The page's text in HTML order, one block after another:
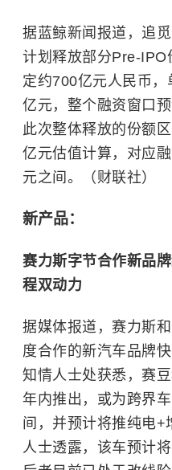
据蓝鲸新闻报道，追
计划释放部分Pre-IPO
定约700亿元人民币
亿元，整个融资窗口
此次整体释放的份额
亿元估值计算，对应
元之间。（财联社）
新产品：
赛力斯字节合作新品
程双动力
据媒体报道，赛力斯
度合作的新汽车品牌
知情人士处获悉，赛
年内推出，或为跨界
间，并预计将推纯电+
人士透露，该车预计